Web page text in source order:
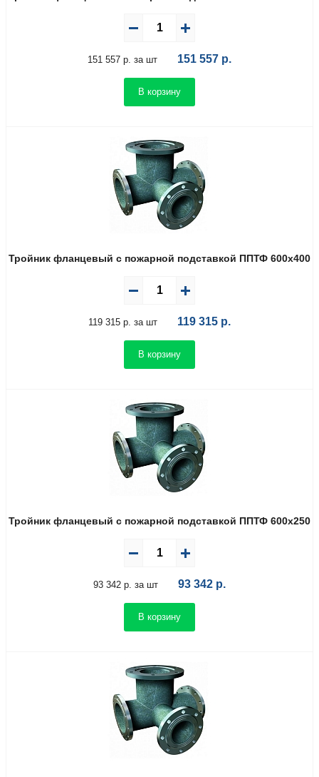
151 557 р. за шт 151 557 р.
В корзину
Тройник фланцевый с пожарной подставкой ППТФ 600х400
119 315 р. за шт 119 315 р.
В корзину
Тройник фланцевый с пожарной подставкой ППТФ 600х250
93 342 р. за шт 93 342 р.
В корзину